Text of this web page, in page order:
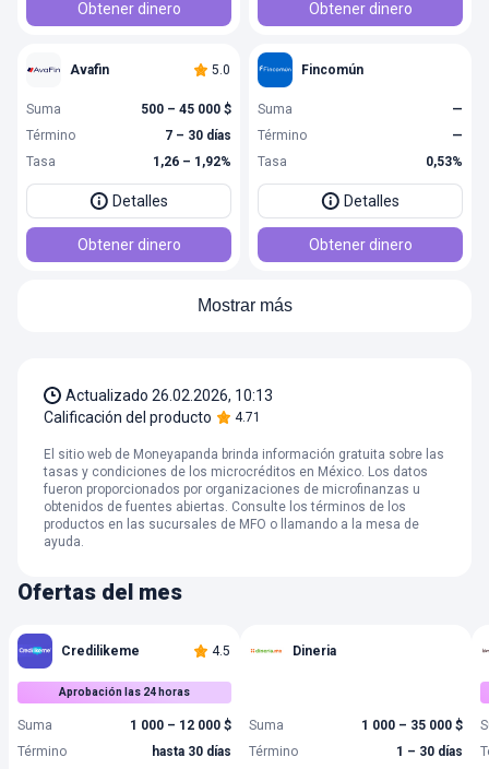
Obtener dinero Obtener dinero
Avafin 5.0
Suma
500 – 45 000 $
Término
7 – 30 días
Tasa
1,26 – 1,92%
Detalles
Obtener dinero
Fincomún
Suma
—
Término
—
Tasa
0,53%
Detalles
Obtener dinero
Mostrar más
Actualizado 26.02.2026, 10:13
Calificación del producto
4.71
El sitio web de Moneyapanda brinda información gratuita sobre las
tasas y condiciones de los microcréditos en México. Los datos
fueron proporcionados por organizaciones de microfinanzas u
obtenidos de fuentes abiertas. Consulte los términos de los
productos en las sucursales de MFO o llamando a la mesa de
ayuda.
Ofertas del mes
Credilikeme 4.5
Aprobación las 24 horas
Suma
1 000 – 12 000 $
Término
hasta 30 días
Dineria
Suma
1 000 – 35 000 $
Término
1 – 30 días